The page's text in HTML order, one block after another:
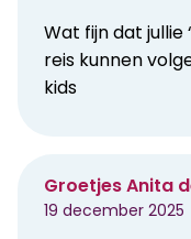
Wat fijn dat jullie
reis kunnen
kids
Groetjes Anita
19 december 2025